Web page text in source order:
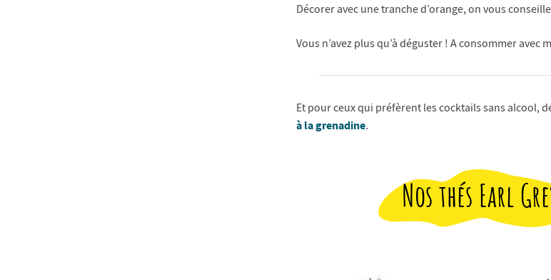
Décorer avec une tranche d’orange, on vous
Vous n’avez plus qu’à déguster ! A consommer avec
Et pour ceux qui préfèrent les cocktails sans alcool,
à la grenadine.
Nos thés Earl